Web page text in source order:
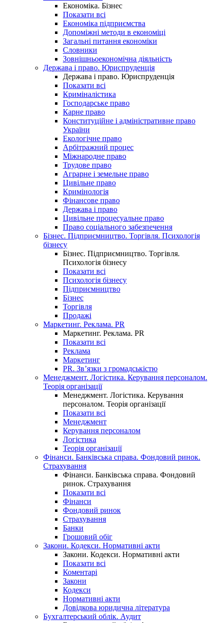
Економіка. Бізнес
Показати всі
Економіка підприємства
Допоміжні методи в економіці
Загальні питання економіки
Словники
Зовнішньоекономічна діяльність
Держава і право. Юриспруденція
Держава і право. Юриспруденція
Показати всі
Криміналістика
Господарське право
Карне право
Конституційне і адміністративне право
України
Екологічне право
Арбітражний процес
Міжнародне право
Трудове право
Аграрне і земельне право
Цивільне право
Кримінологія
Фінансове право
Держава і право
Цивільне процесуальне право
Право соціального забезпечення
Бізнес. Підприємництво. Торгівля. Психологія
бізнесу
Бізнес. Підприємництво. Торгівля.
Психологія бізнесу
Показати всі
Психологія бізнесу
Підприємництво
Бізнес
Торгівля
Продажі
Маркетинг. Реклама. PR
Маркетинг. Реклама. PR
Показати всі
Реклама
Маркетинг
PR. Зв’язки з громадськістю
Менеджмент. Логістика. Керування персоналом.
Теорія організації
Менеджмент. Логістика. Керування
персоналом. Теорія організації
Показати всі
Менеджмент
Керування персоналом
Логістика
Теорія організації
Фінанси. Банківська справа. Фондовий ринок.
Страхування
Фінанси. Банківська справа. Фондовий
ринок. Страхування
Показати всі
Фінанси
Фондовий ринок
Страхування
Банки
Грошовий обіг
Закони. Кодекси. Нормативні акти
Закони. Кодекси. Нормативні акти
Показати всі
Коментарі
Закони
Кодекси
Нормативні акти
Довідкова юридична література
Бухгалтерський облік. Аудит